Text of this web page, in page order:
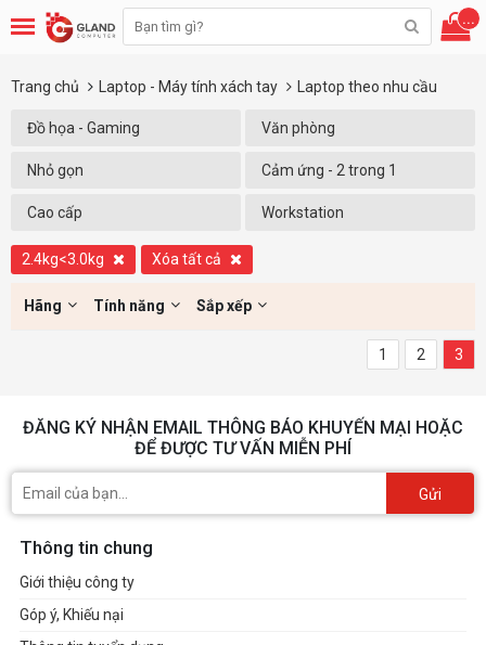
...
Trang chủ Laptop - Máy tính xách tay Laptop theo nhu cầu
Đồ họa - Gaming Văn phòng
Nhỏ gọn Cảm ứng - 2 trong 1
Cao cấp Workstation
2.4kg<3.0kg Xóa tất cả
Hãng Tính năng Sắp xếp
1 2 3
ĐĂNG KÝ NHẬN EMAIL THÔNG BÁO KHUYẾN MẠI HOẶC
ĐỂ ĐƯỢC TƯ VẤN MIỄN PHÍ
Gửi
Thông tin chung
Giới thiệu công ty
Góp ý, Khiếu nại